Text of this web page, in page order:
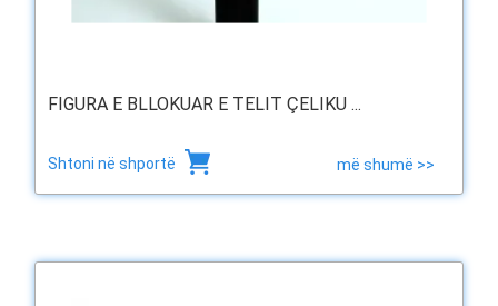
FIGURA E BLLOKUAR E TELIT ÇELIKU ...
Shtoni në shportë më shumë >>